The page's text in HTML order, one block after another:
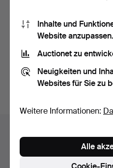
ERIK HÖGLUND. 11 dlr,
orangefarbenes Glas,…
4 Gebote
Sie suchen in unserem
Inhalte und
Website anzupassen.
Auctionet zu
Neuigkeiten und
Websites für Sie zu
Weitere Informationen:
Alle